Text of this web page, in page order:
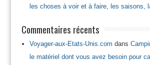
les choses à voir et à faire, les saisons,
Commentaires récents
Voyager-aux-Etats-Unis.com dans
le matériel dont vous avez besoin pour